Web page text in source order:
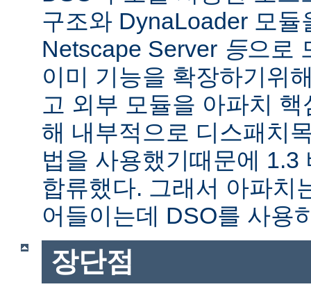
구조와 DynaLoader 모듈
Netscape Server 등으로
이미 기능을 확장하기위
고 외부 모듈을 아파치
해 내부적으로 디스패치
법을 사용했기때문에 1.3
합류했다. 그래서 아파치
어들이는데 DSO를 사용
장단점